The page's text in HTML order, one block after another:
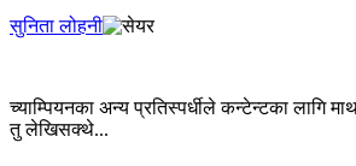
सुनिता लोहनी
च्याम्पियनका अन्य प्रतिस्पर्धीले कन्टेन्टका लागि
तु लेखिसक्थे...